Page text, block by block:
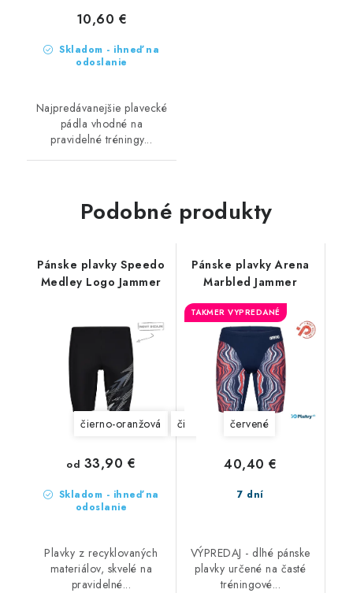
Skladom - ihneď na
odoslanie
10,60 €
Najpredávanejšie plavecké
pádla vhodné na
pravidelné tréningy...
Podobné produkty
Pánske plavky Speedo
Medley Logo Jammer
čierno-oranžová čierne
Skladom - ihneď na
odoslanie
od 33,90 €
Plavky z recyklovaných
materiálov, skvelé na
pravidelné...
Pánske plavky Arena
Marbled Jammer
TAKMER VYPREDANÉ
červené
7 dní
40,40 €
VÝPREDAJ - dlhé pánske
plavky určené na časté
tréningové...